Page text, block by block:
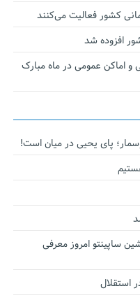
و اماکن عمومی در ماه مبارک
پای یحیی در میان است!
ساپینتو امروز معرفی
استقلال